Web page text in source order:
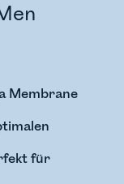
Membrane
für